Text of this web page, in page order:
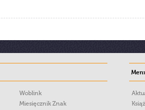
Woblink
Miesięcznik Znak